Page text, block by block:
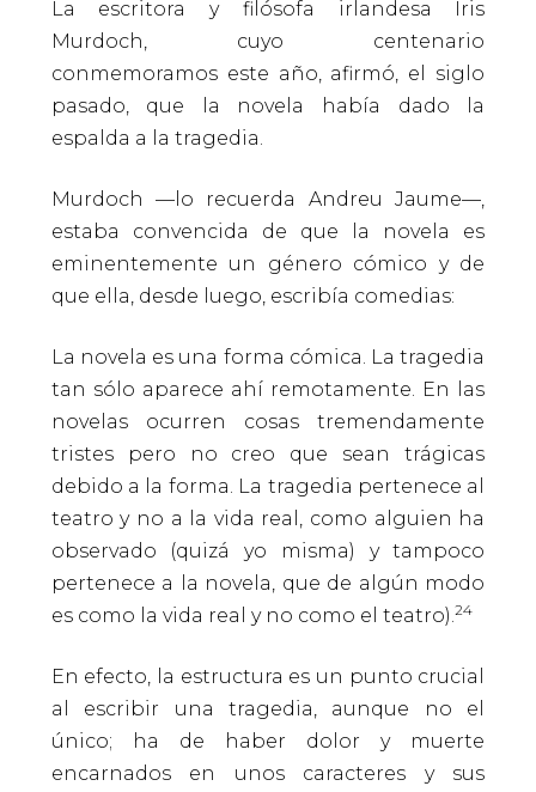
La escritora y filósofa irlandesa Iris
Murdoch, cuyo centenario
conmemoramos este año, afirmó, el siglo
pasado, que la novela había dado la
espalda a la tragedia.
Murdoch —lo recuerda Andreu Jaume—,
estaba convencida de que la novela es
eminentemente un género cómico y de
que ella, desde luego, escribía comedias:
La novela es una forma cómica. La tragedia
tan sólo aparece ahí remotamente. En las
novelas ocurren cosas tremendamente
tristes pero no creo que sean trágicas
debido a la forma. La tragedia pertenece al
teatro y no a la vida real, como alguien ha
observado (quizá yo misma) y tampoco
pertenece a la novela, que de algún modo
es como la vida real y no como el teatro). 24
En efecto, la estructura es un punto crucial
al escribir una tragedia, aunque no el
único; ha de haber dolor y muerte
encarnados en unos caracteres y sus